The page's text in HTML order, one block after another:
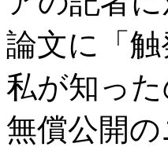
論文に「
私が知っ
無償公開